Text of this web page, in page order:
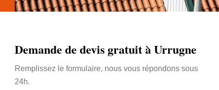
Demande de devis gratuit à Urrugne
Remplissez le formulaire, nous vous répondons sous
24h.